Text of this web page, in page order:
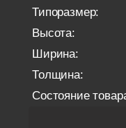
Типоразмер:
Высота:
Ширина:
Толщина:
Состояние